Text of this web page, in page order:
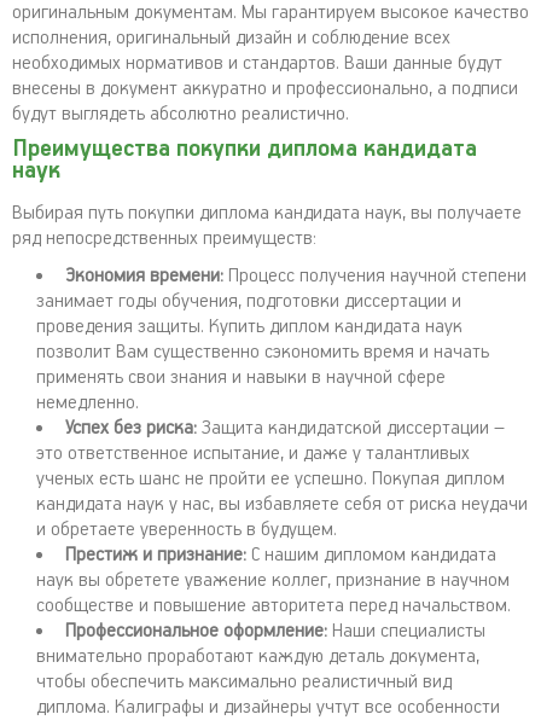
оригинальным документам. Мы гарантируем высокое качество
исполнения, оригинальный дизайн и соблюдение всех
необходимых нормативов и стандартов. Ваши данные будут
внесены в документ аккуратно и профессионально, а подписи
будут выглядеть абсолютно реалистично.
Преимущества покупки диплома кандидата
наук
Выбирая путь покупки диплома кандидата наук, вы получаете
ряд непосредственных преимуществ:
Экономия времени: Процесс получения научной степени
занимает годы обучения, подготовки диссертации и
проведения защиты. Купить диплом кандидата наук
позволит Вам существенно сэкономить время и начать
применять свои знания и навыки в научной сфере
немедленно.
Успех без риска: Защита кандидатской диссертации –
это ответственное испытание, и даже у талантливых
ученых есть шанс не пройти ее успешно. Покупая диплом
кандидата наук у нас, вы избавляете себя от риска неудачи
и обретаете уверенность в будущем.
Престиж и признание: С нашим дипломом кандидата
наук вы обретете уважение коллег, признание в научном
сообществе и повышение авторитета перед начальством.
Профессиональное оформление: Наши специалисты
внимательно проработают каждую деталь документа,
чтобы обеспечить максимально реалистичный вид
диплома. Калиграфы и дизайнеры учтут все особенности